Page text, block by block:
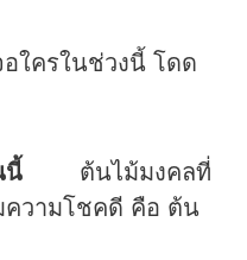
ครในช่วงนี้ โดด
นี้ ต้นไม้มงคลที่
ความโชคดี คือ ต้น